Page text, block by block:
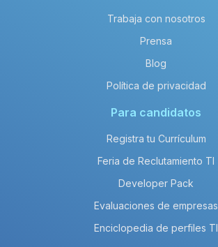
Trabaja con nosotros
Prensa
Blog
Política de privacidad
Para candidatos
Registra tu Currículum
Feria de Reclutamiento TI
Developer Pack
Evaluaciones de empresas
Enciclopedia de perfiles TI